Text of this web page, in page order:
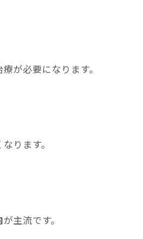
が必要になります。
ります。
が主流です。